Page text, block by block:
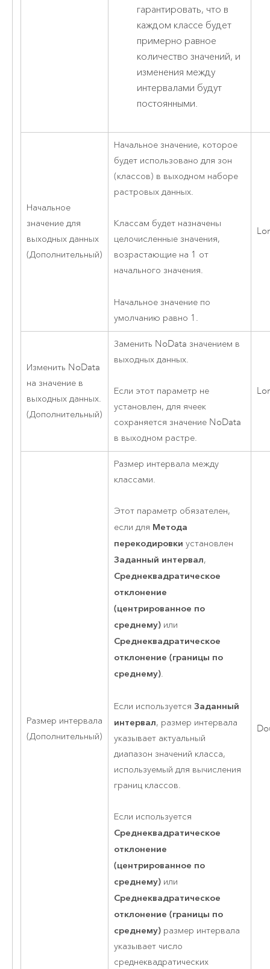
гарантировать, что в
каждом классе будет
примерно равное
количество значений, и
изменения между
интервалами будут
постоянными.
Начальное
значение для
выходных данных
(Дополнительный)
Начальное значение, которое
будет использовано для зон
(классов) в выходном наборе
растровых данных.
Классам будет назначены
целочисленные значения,
возрастающие на 1 от
начального значения.
Начальное значение по
умолчанию равно 1.
Изменить NoData
на значение в
выходных данных.
(Дополнительный)
Заменить NoData значением в
выходных данных.
Если этот параметр не
установлен, для ячеек
сохраняется значение NoData
в выходном растре.
Размер интервала
(Дополнительный)
Размер интервала между
классами.
Этот параметр обязателен,
если для Метода
перекодировки установлен
Заданный интервал,
Среднеквадратическое
отклонение
(центрированное по
среднему)или
Среднеквадратическое
отклонение (границы по
среднему).
Если используется Заданный
интервал, размер интервала
указывает актуальный
диапазон значений класса,
используемый для вычисления
границ классов.
Если используется
Среднеквадратическое
отклонение
(центрированное по
среднему)или
Среднеквадратическое
отклонение (границы по
среднему)размер интервала
указывает число
среднеквадратических